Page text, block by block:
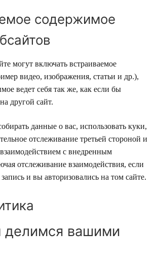
содержимое
могут включать встраиваемое
видео, изображения, статьи и др.),
ведет себя так же, как если бы
другой сайт.
данные о вас, использовать куки,
отслеживание третьей стороной и
с внедренным
отслеживание взаимодействия, если
запись и вы авторизовались на том сайте.
вашими